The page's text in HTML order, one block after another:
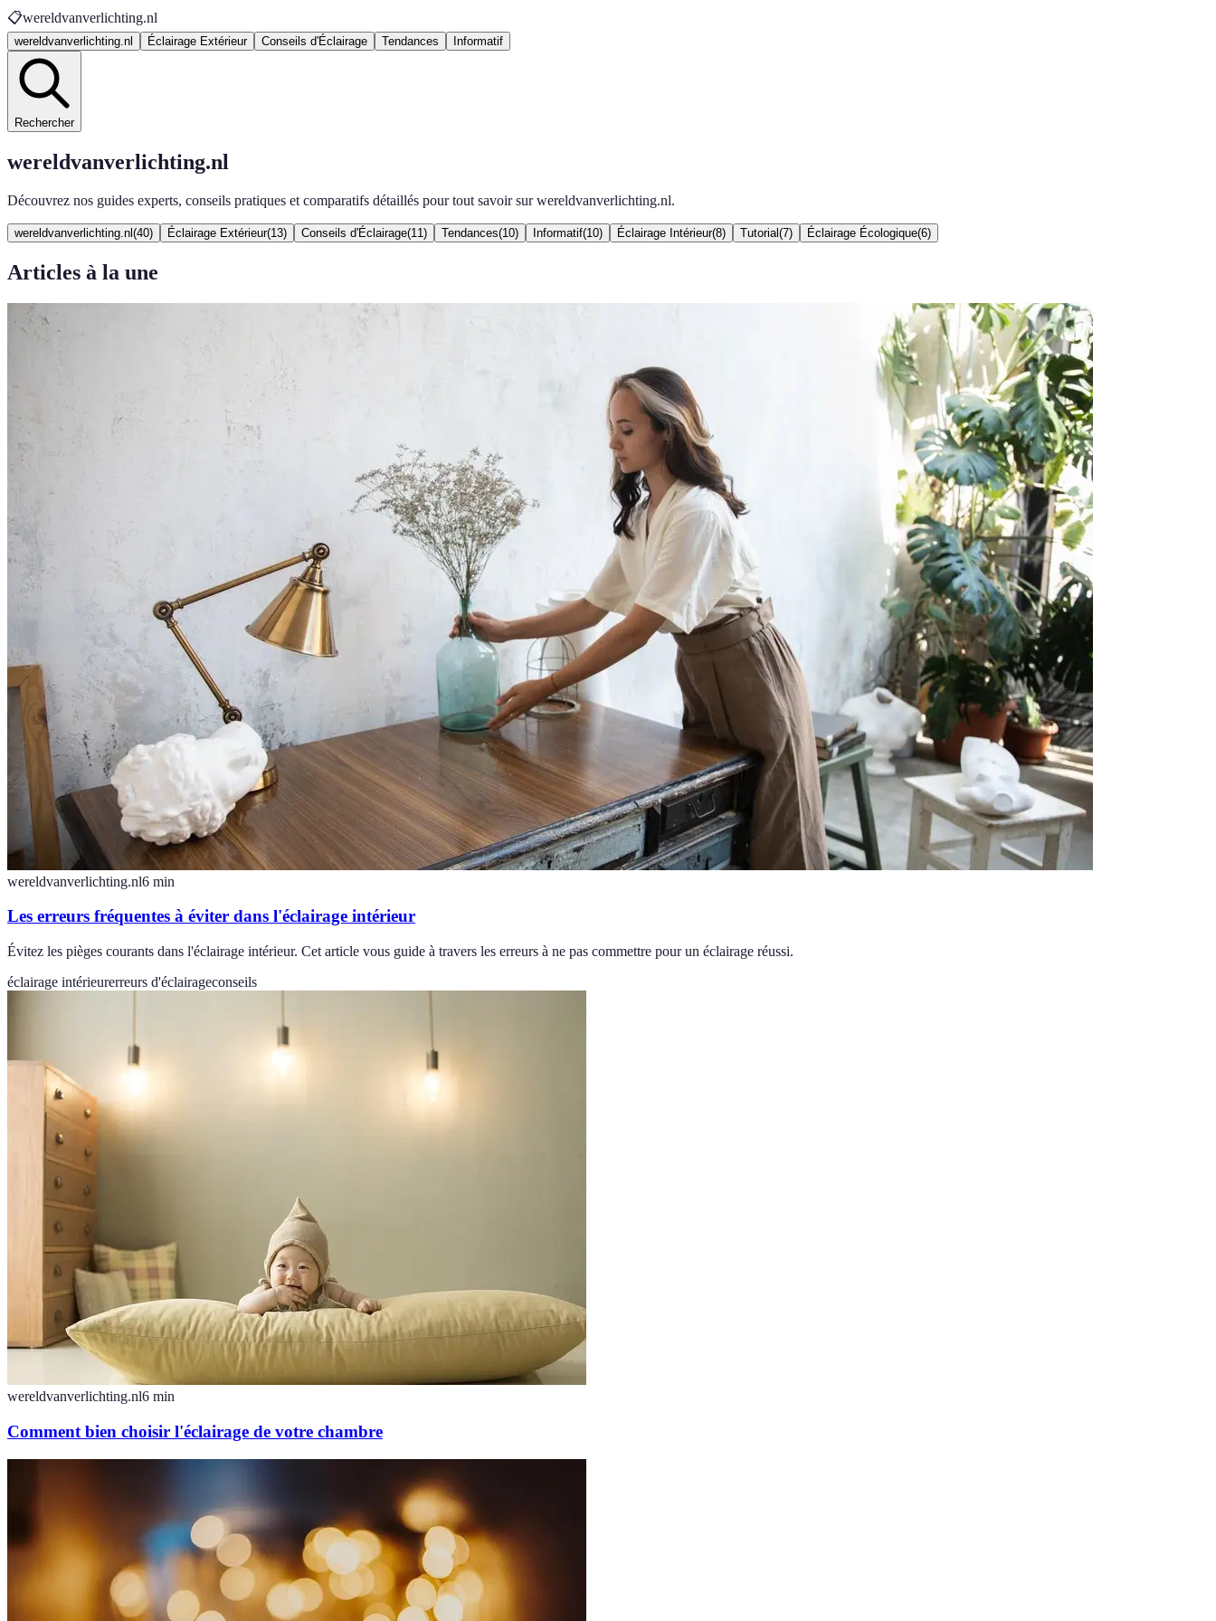
📋wereldvanverlichting.nl
wereldvanverlichting.nl Éclairage Extérieur Conseils d'Éclairage Tendances Informatif
Rechercher
wereldvanverlichting.nl
Découvrez nos guides experts, conseils pratiques et comparatifs détaillés pour tout savoir sur wereldvanverlichting.nl.
wereldvanverlichting.nl (40) Éclairage Extérieur(13) Conseils d'Éclairage(11 ) Tendances(10) Informatif(10) Éclairage Intérieur(8) Tutorial (7) Éclairage Écologique(6)
Articles à la une
wereldvanverlichting.nl6 min
Les erreurs fréquentes à éviter dans l'éclairage intérieur
Évitez les pièges courants dans l'éclairage intérieur. Cet article vous guide à travers les erreurs à ne pas commettre pour un éclairage réussi.
éclairage intérieurerreurs d'éclairageconseils
wereldvanverlichting.nl6 min
Comment bien choisir l'éclairage de votre chambre